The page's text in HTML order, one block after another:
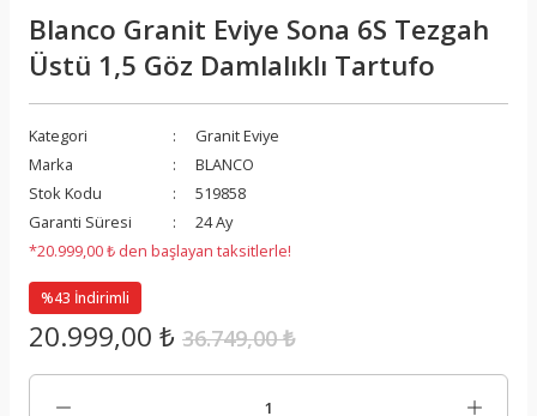
Blanco Granit Eviye Sona 6S Tezgah
Üstü 1,5 Göz Damlalıklı Tartufo
Kategori
Granit Eviye
Marka
BLANCO
Stok Kodu
519858
Garanti Süresi
24 Ay
*20.999,00 ₺ den başlayan taksitlerle!
%43 İndirimli
20.999,00 ₺ 36.749,00 ₺